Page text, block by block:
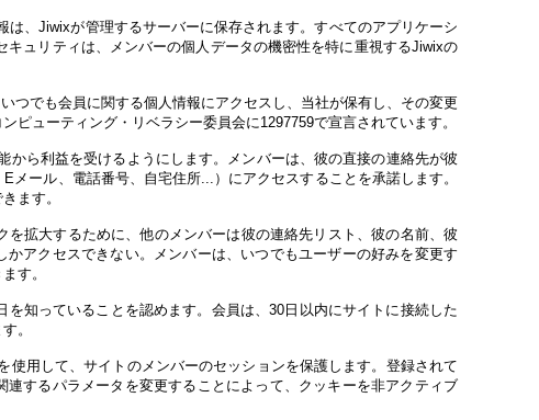
、Jiwixが管理するサーバーに保存されます。すべてのアプリケーシ
ュリティは、メンバーの個人データの機密性を特に重視するJiwixの
つでも会員に関する個人情報にアクセスし、当社が保有し、その変更
ピューティング・リベラシー委員会に1297759で宣言されています。
から利益を受けるようにします。メンバーは、彼の直接の連絡先が彼
メール、電話番号、自宅住所...）にアクセスすることを承諾します。
ます。
拡大するために、他のメンバーは彼の連絡先リスト、彼の名前、彼
アクセスできない。メンバーは、いつでもユーザーの好みを変更す
す。
知っていることを認めます。会員は、30日以内にサイトに接続した
。
使用して、サイトのメンバーのセッションを保護します。登録されて
するパラメータを変更することによって、クッキーを非アクティブ